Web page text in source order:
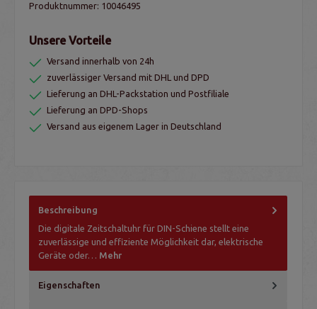
Produktnummer: 10046495
Unsere Vorteile
Versand innerhalb von 24h
zuverlässiger Versand mit DHL und DPD
Lieferung an DHL-Packstation und Postfiliale
Lieferung an DPD-Shops
Versand aus eigenem Lager in Deutschland
Beschreibung
Die digitale Zeitschaltuhr für DIN-Schiene stellt eine
zuverlässige und effiziente Möglichkeit dar, elektrische
Geräte oder… Mehr
Eigenschaften